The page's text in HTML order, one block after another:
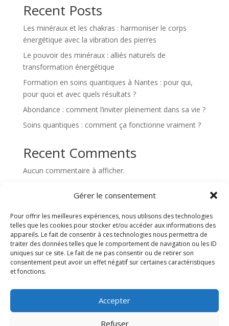
Gérer le consentement
Pour offrir les meilleures expériences, nous utilisons des technologies
telles que les cookies pour stocker et/ou accéder aux informations des
appareils. Le fait de consentir à ces technologies nous permettra de
traiter des données telles que le comportement de navigation ou les ID
uniques sur ce site. Le fait de ne pas consentir ou de retirer son
consentement peut avoir un effet négatif sur certaines caractéristiques
et fonctions.
Accepter
Refuser
Recent Posts
Les minéraux et les chakras : harmoniser le corps
énergétique avec la vibration des pierres
Le pouvoir des minéraux : alliés naturels de
transformation énergétique
Formation en soins quantiques à Nantes : pour qui,
pour quoi et avec quels résultats ?
Abondance : comment l’inviter pleinement dans sa vie ?
Soins quantiques : comment ça fonctionne vraiment ?
Recent Comments
Aucun commentaire à afficher.
Équilibre et Bien-être avec
Pascal Thévenin, Magnétiseur à
Nantes
Pascal Thévenin, magnétiseur et énergéticien à
Nantes, vous accompagne vers un mieux-être durable